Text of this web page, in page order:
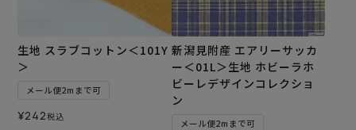
生地 スラブコットン＜101Y
＞
メール便2mまで可
¥242税込
新潟見附産 エアリーサッカ
ー＜01L＞生地 ホビーラホ
ビーレデザインコレクショ
ン
メール便2mまで可